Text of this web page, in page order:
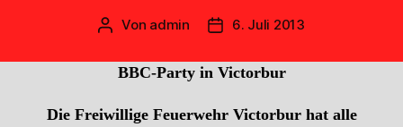
Beitragsautor
Von admin Veröffentlichungsdatum
6. Juli 2013
BBC-Party in Victorbur
Die Freiwillige Feuerwehr Victorbur hat alle